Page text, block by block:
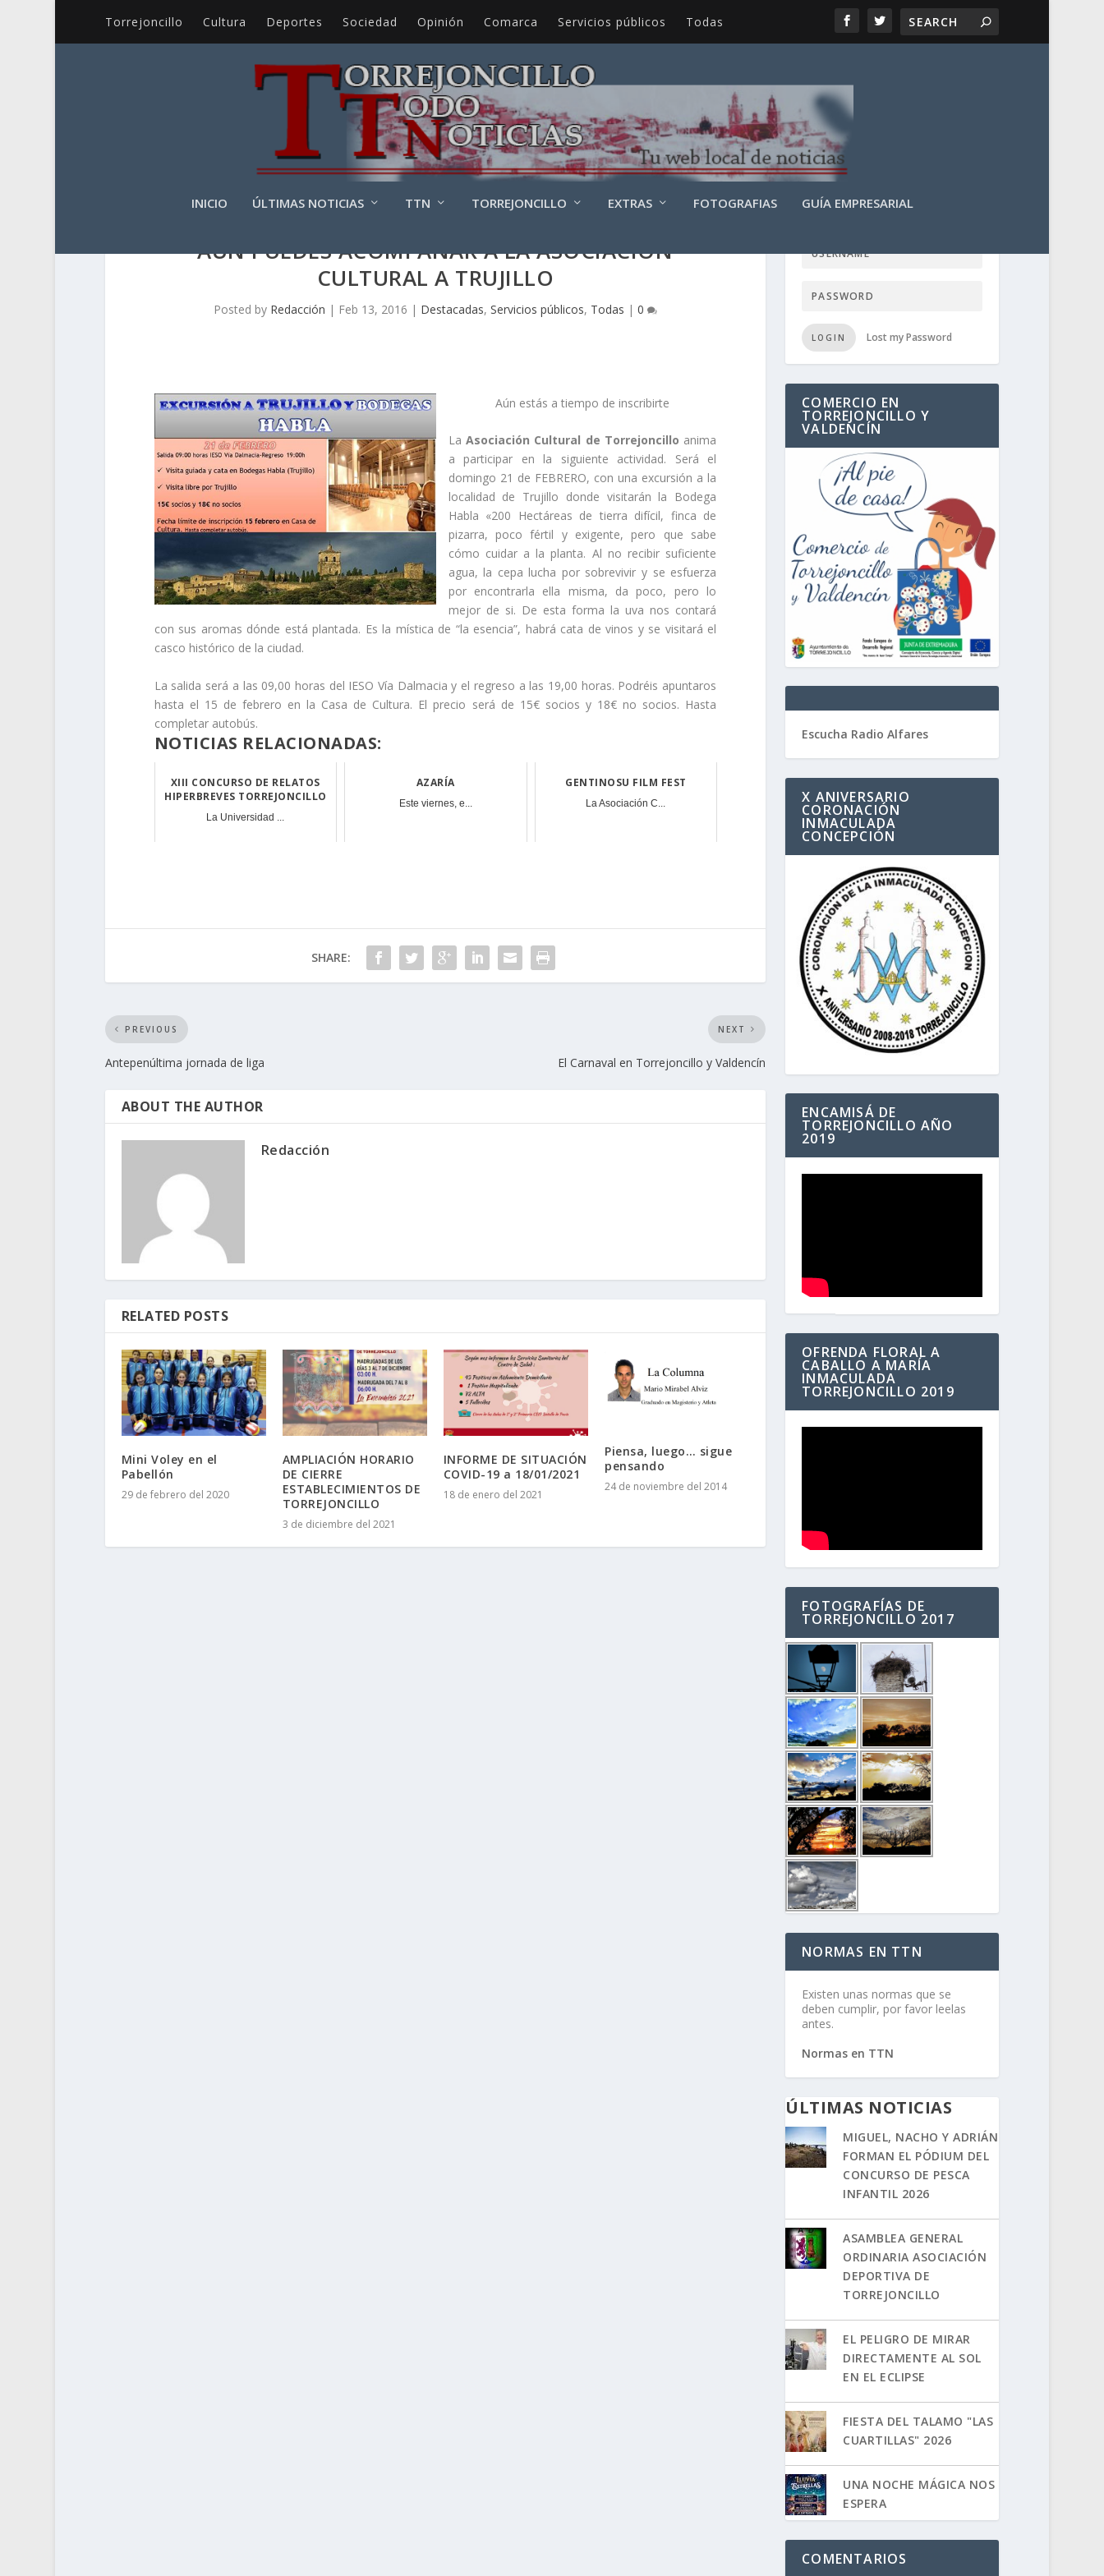
Torrejoncillo Cultura Deportes Sociedad Opinión Comarca Servicios públicos Todas
INICIO ÚLTIMAS NOTICIAS TTN TORREJONCILLO EXTRAS FOTOGRAFIAS GUÍA EMPRESARIAL
AÚN PUEDES ACOMPAÑAR A LA ASOCIACIÓN
CULTURAL A TRUJILLO
Posted by Redacción | Feb 13, 2016 | Destacadas, Servicios públicos, Todas | 0
Aún estás a tiempo de inscribirte
La Asociación Cultural de Torrejoncillo anima
a participar en la siguiente actividad. Será el
domingo 21 de FEBRERO, con una excursión a la
localidad de Trujillo donde visitarán la Bodega
Habla «200 Hectáreas de tierra difícil, finca de
pizarra, poco fértil y exigente, pero que sabe
cómo cuidar a la planta. Al no recibir suficiente
agua, la cepa lucha por sobrevivir y se esfuerza
por encontrarla ella misma, da poco, pero lo
mejor de si. De esta forma la uva nos contará
con sus aromas dónde está plantada. Es la mística de “la esencia”, habrá cata de vinos y se visitará el
casco histórico de la ciudad.
La salida será a las 09,00 horas del IESO Vía Dalmacia y el regreso a las 19,00 horas. Podréis apuntaros
hasta el 15 de febrero en la Casa de Cultura. El precio será de 15€ socios y 18€ no socios. Hasta
completar autobús.
NOTICIAS RELACIONADAS:
XIII CONCURSO DE RELATOS
HIPERBREVES TORREJONCILLO
La Universidad ...
AZARÍA
Este viernes, e...
GENTINOSU FILM FEST
La Asociación C...
SHARE:
PREVIOUS
Antepenúltima jornada de liga
NEXT
El Carnaval en Torrejoncillo y Valdencín
ABOUT THE AUTHOR
Redacción
RELATED POSTS
Mini Voley en el
Pabellón
29 de febrero del 2020
AMPLIACIÓN HORARIO
DE CIERRE
ESTABLECIMIENTOS DE
TORREJONCILLO
3 de diciembre del 2021
INFORME DE SITUACIÓN
COVID-19 a 18/01/2021
18 de enero del 2021
Piensa, luego… sigue
pensando
24 de noviembre del 2014
LOGIN USER TTN
LOGIN Lost my Password
COMERCIO EN
TORREJONCILLO Y
VALDENCÍN
Escucha Radio Alfares
X ANIVERSARIO
CORONACIÓN
INMACULADA
CONCEPCIÓN
ENCAMISÁ DE
TORREJONCILLO AÑO
2019
OFRENDA FLORAL A
CABALLO A MARÍA
INMACULADA
TORREJONCILLO 2019
FOTOGRAFÍAS DE
TORREJONCILLO 2017
NORMAS EN TTN
Existen unas normas que se
deben cumplir, por favor leelas
antes.
Normas en TTN
ÚLTIMAS NOTICIAS
MIGUEL, NACHO Y ADRIÁN
FORMAN EL PÓDIUM DEL
CONCURSO DE PESCA
INFANTIL 2026
ASAMBLEA GENERAL
ORDINARIA ASOCIACIÓN
DEPORTIVA DE
TORREJONCILLO
EL PELIGRO DE MIRAR
DIRECTAMENTE AL SOL
EN EL ECLIPSE
FIESTA DEL TALAMO "LAS
CUARTILLAS" 2026
UNA NOCHE MÁGICA NOS
ESPERA
COMENTARIOS